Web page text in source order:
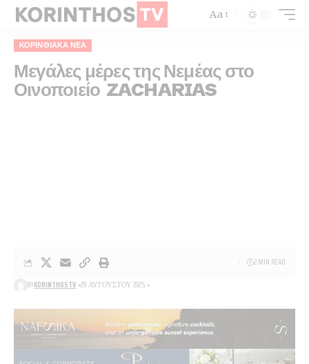
Aa
ΚΟΡΙΝΘΙΑΚΆ ΝΈΑ
Μεγάλες μέρες της Νεμέας στο
Οινοποιείο ZACHARIAS
BYKORINTHOSTV 29 ΑΥΓΟΎΣΤΟΥ 2025
2 MIN READ